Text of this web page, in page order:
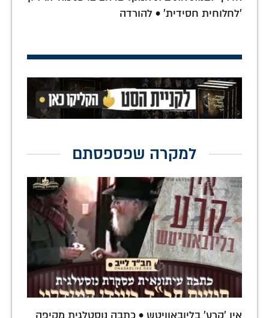
'לחלוחית חסידית' • להורדה
למקרה שפספסתם